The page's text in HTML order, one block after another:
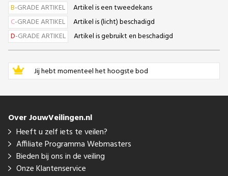
B-GRADE ARTIKEL
Artikel is een tweedekans
C-GRADE ARTIKEL
Artikel is (licht) beschadigd
D-GRADE ARTIKEL Artikel is gebruikt en beschadigd
Jij hebt momenteel het hoogste bod
Over JouwVeilingen.nl
Heeft u zelf iets te veilen?
Affiliate Programma Webmasters
Bieden bij ons in de veiling
Onze Klantenservice